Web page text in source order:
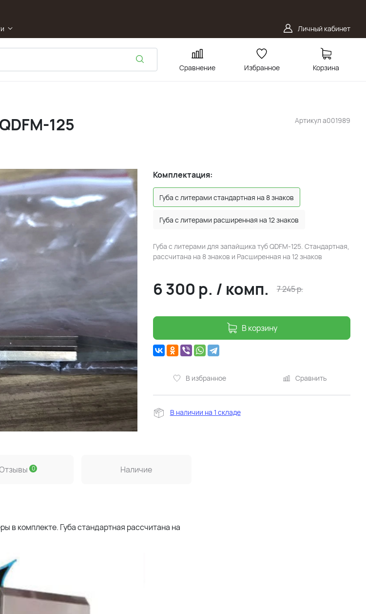
Личный кабинет
Сравнение Избранное Корзина
Артикул a001989
125
Комплектация:
Губа с литерами стандартная на 8 знаков
Губа с литерами расширенная на 12 знаков
Губа с литерами для запайщика туб QDFM-125. Стандартная,
рассчитана на 8 знаков и Расширенная на 12 знаков
6 300 р. / комп. 7 245р.
В корзину
В избранное Сравнить
В наличии на 1 складе
0 Наличие
в комплекте. Губа стандартная рассчитана на